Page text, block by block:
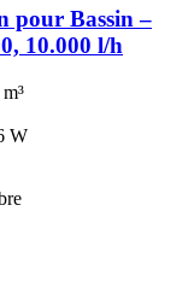
pour Bassin –
10.000 l/h
W